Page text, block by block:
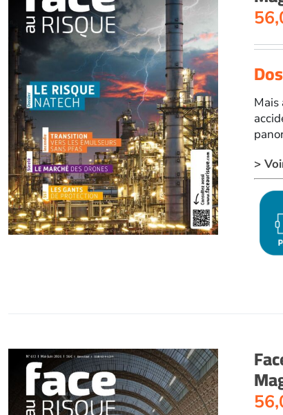
Mais
>